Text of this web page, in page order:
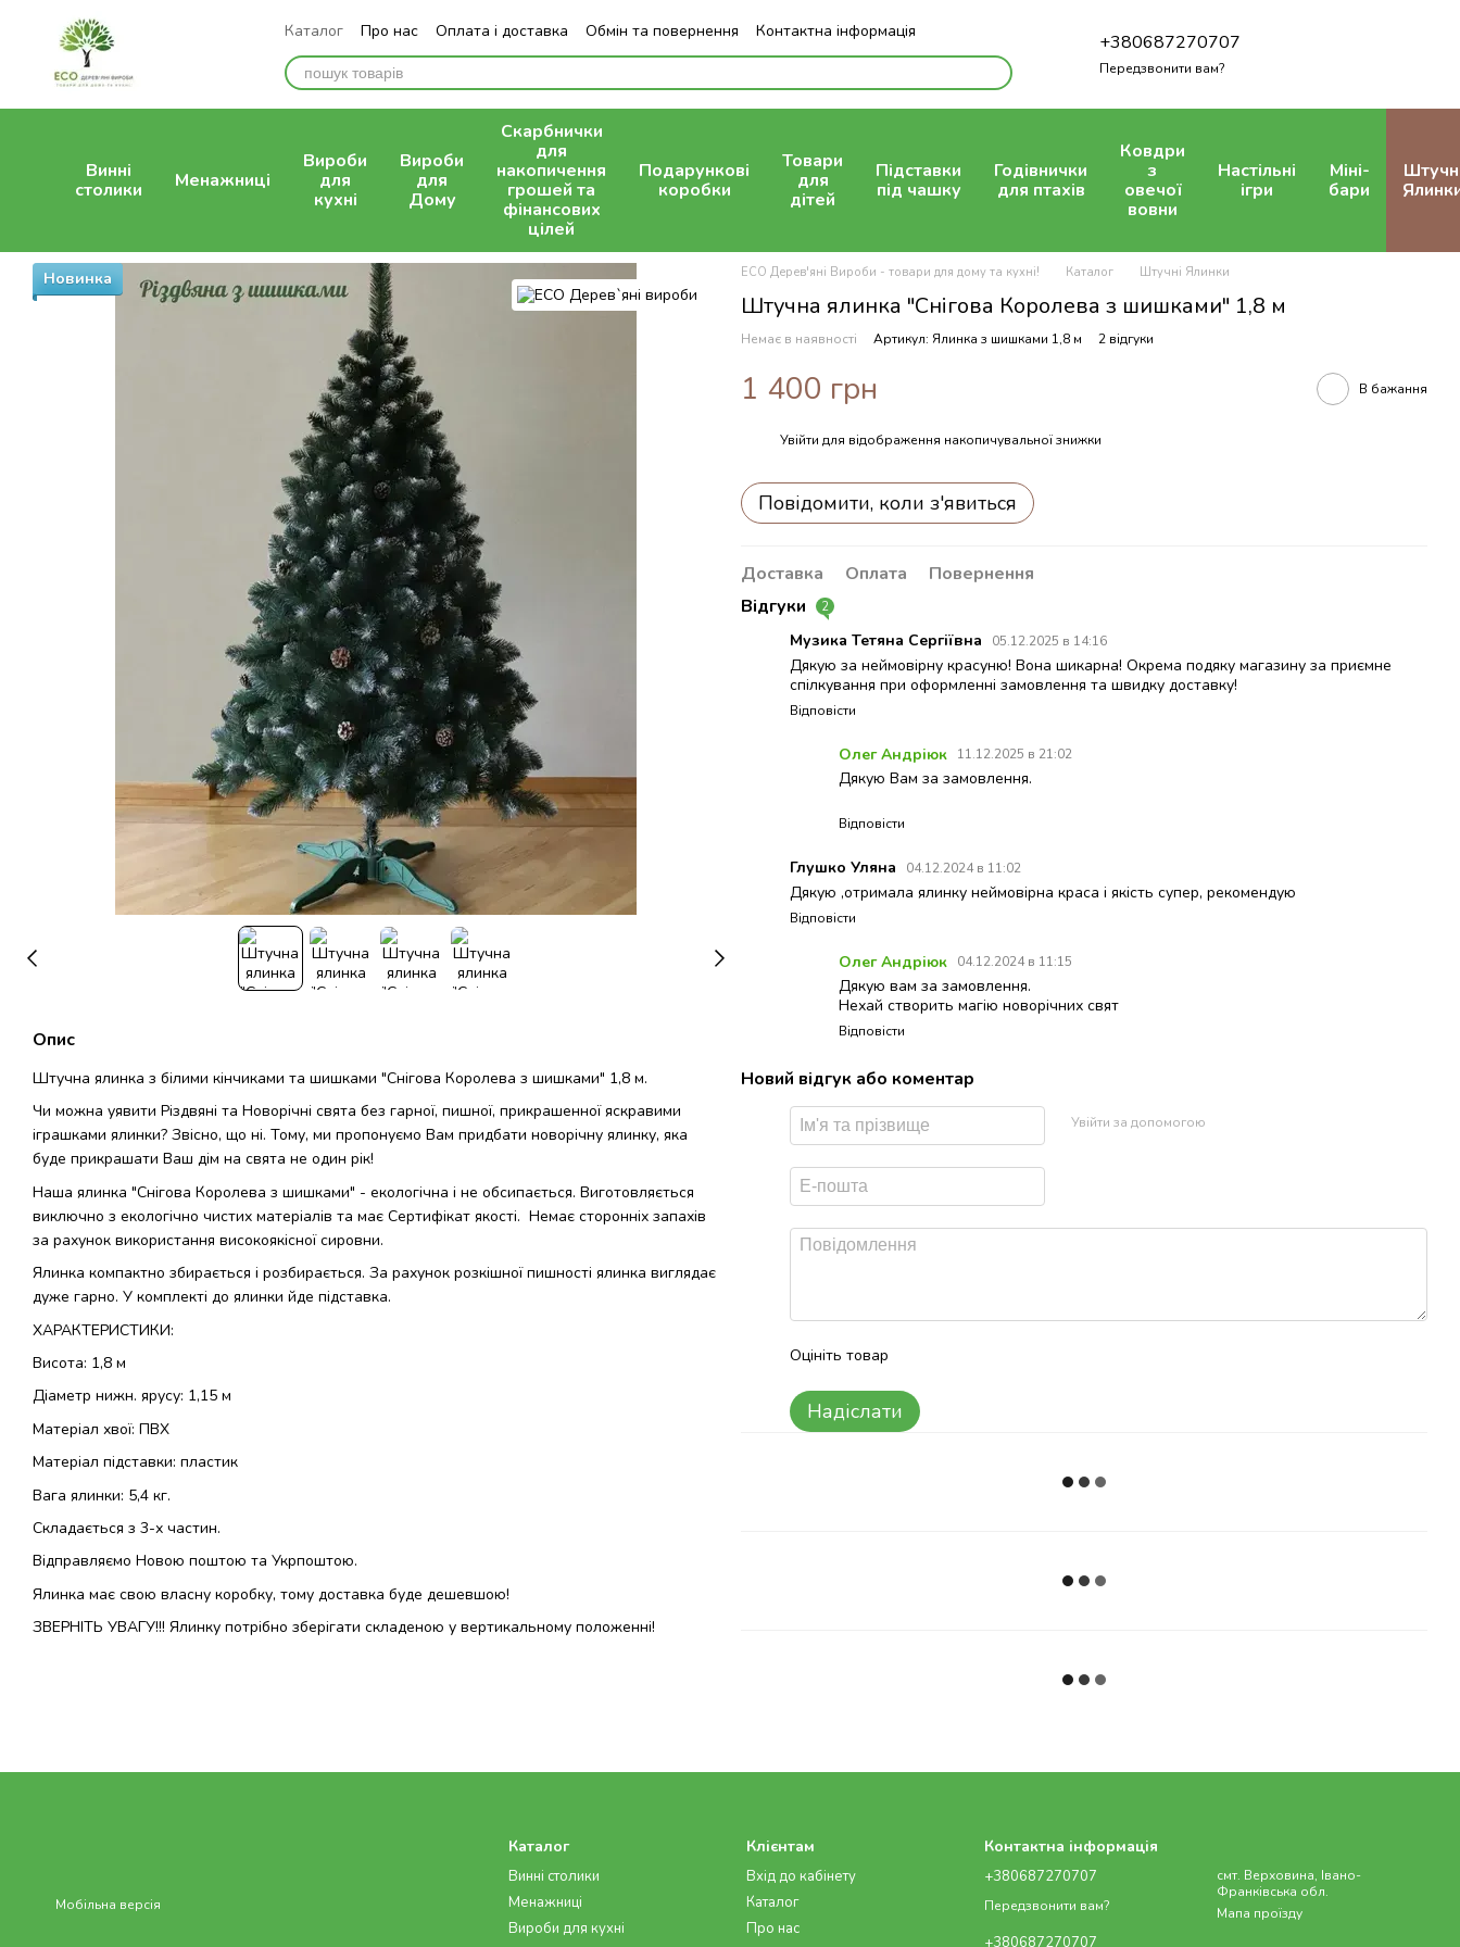
Перейти до основного контенту
Каталог Про нас Оплата і доставка Обмін та повернення
Контактна інформація
Відгуки про магазин
+380687270707
Передзвонити вам?
Винні
столики
Менажниці
Вироби
для
кухні
Вироби
для
Дому
Скарбнички
для
накопичення
грошей та
фінансових
цілей
Подарункові
коробки
Товари
для
дітей
Підставки
під чашку
Годівнички
для птахів
Ковдри
з
овечої
вовни
Настільні
ігри
Міні-
бари
Новинка
Опис
Штучна ялинка з білими кінчиками та шишками "Снігова Королева з шишками" 1,8 м.
Чи можна уявити Різдвяні та Новорічні свята без гарної, пишної, прикрашенної яскравими
іграшками ялинки? Звісно, що ні. Тому, ми пропонуємо Вам придбати новорічну ялинку, яка
буде прикрашати Ваш дім на свята не один рік!
Наша ялинка "Снігова Королева з шишками" - екологічна і не обсипається. Виготовляється
виключно з екологічно чистих матеріалів та має Сертифікат якості. Немає сторонніх запахів
за рахунок використання високоякісної сировни.
Ялинка компактно збирається і розбирається. За рахунок розкішної пишності ялинка виглядає
дуже гарно. У комплекті до ялинки йде підставка.
ХАРАКТЕРИСТИКИ:
Висота: 1,8 м
Діаметр нижн. ярусу: 1,15 м
Матеріал хвої: ПВХ
Матеріал підставки: пластик
Вага ялинки: 5,4 кг.
Складається з 3-х частин.
Відправляємо Новою поштою та Укрпоштою.
Ялинка має свою власну коробку, тому доставка буде дешевшою!
ЗВЕРНІТЬ УВАГУ!!! Ялинку потрібно зберігати складеною у вертикальному положенні!
ECO Дерев'яні Вироби - товари для дому та кухні! Каталог Штучні Ялинки
Штучна ялинка "Снігова Королева з шишками" 1,8 м
Немає в наявності Артикул: Ялинка з шишками 1,8 м 2 відгуки
1 400 грн В бажання
Увійти для відображення накопичувальної знижки
Повідомити, коли з'явиться
Доставка Оплата
Повернення
Відгуки
2
Музика Тетяна Сергіївна 05.12.2025 в 14:16
Дякую за неймовірну красуню! Вона шикарна! Окрема подяку магазину за приємне
спілкування при оформленні замовлення та швидку доставку!
Відповісти
Олег Андріюк 11.12.2025 в 21:02
Дякую Вам за замовлення.
Відповісти
Глушко Уляна 04.12.2024 в 11:02
Дякую ,отримала ялинку неймовірна краса і якість супер, рекомендую
Відповісти
Олег Андріюк 04.12.2024 в 11:15
Дякую вам за замовлення.
Нехай створить магію новорічних свят
Відповісти
Новий відгук або коментар
Увійти за допомогою
Оцініть товар
Надіслати
Мобільна версія
Каталог
Винні столики
Менажниці
Вироби для кухні
Клієнтам
Вхід до кабінету
Каталог
Про нас
Контактна інформація
+380687270707
Передзвонити вам?
+380687270707
смт. Верховина, Івано-
Франківська обл.
Мапа проїзду